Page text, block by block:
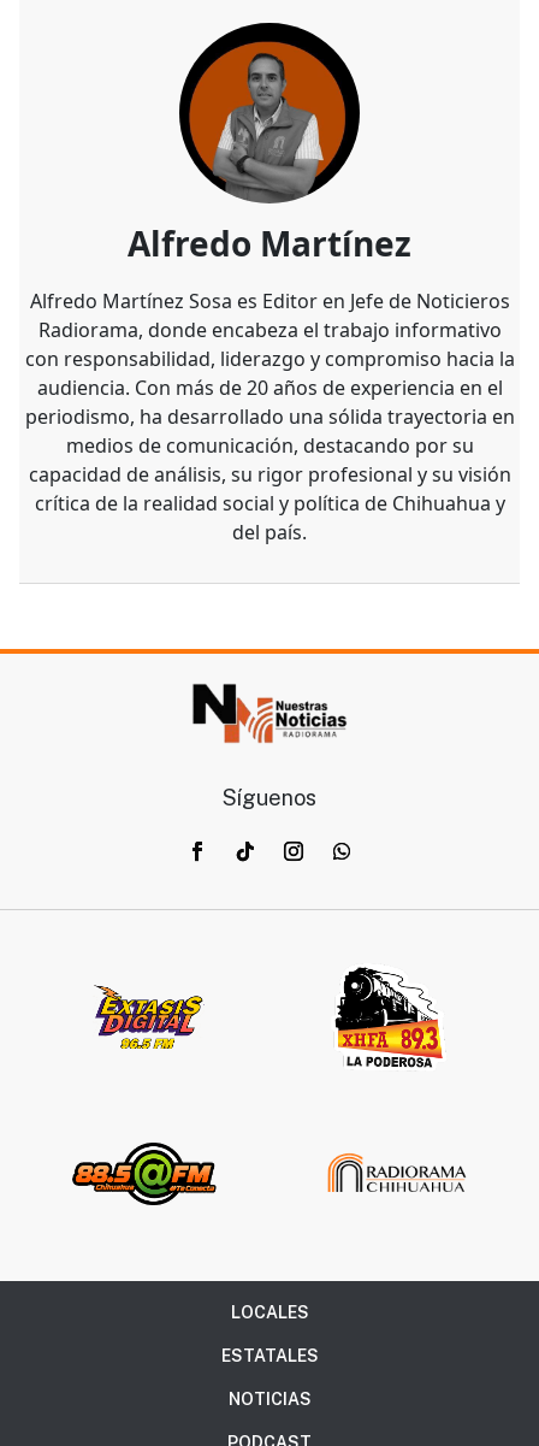
Alfredo Martínez
Alfredo Martínez Sosa es Editor en Jefe de Noticieros
Radiorama, donde encabeza el trabajo informativo
con responsabilidad, liderazgo y compromiso hacia la
audiencia. Con más de 20 años de experiencia en el
periodismo, ha desarrollado una sólida trayectoria en
medios de comunicación, destacando por su
capacidad de análisis, su rigor profesional y su visión
crítica de la realidad social y política de Chihuahua y
del país.
Síguenos
LOCALES
ESTATALES
NOTICIAS
PODCAST